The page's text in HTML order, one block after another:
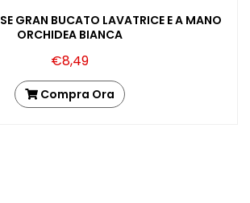
GRAN BUCATO LAVATRICE E A MANO
ORCHIDEA BIANCA
€8,49
Compra Ora